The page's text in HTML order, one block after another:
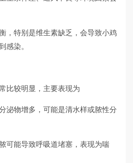
，特别是维生素缺乏，会导致小鸡
感染。
比较明显，主要表现为
泌物增多，可能是清水样或脓性分
可能导致呼吸道堵塞，表现为喘